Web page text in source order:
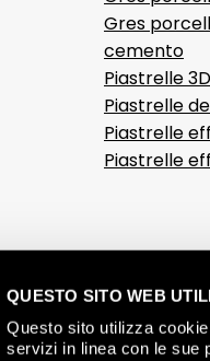
QUESTO SITO WEB
Questo sito utilizza
servizi in linea con le sue
Gres
cemento
Piastrelle 3D
Piastrelle
Piastrelle
Piastrelle